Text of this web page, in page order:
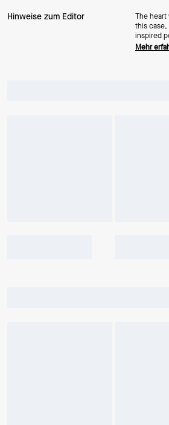
Hinweise zum Editor
The
this case,
inspired
Mehr